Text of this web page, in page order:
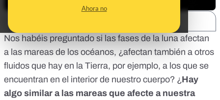
Ahora no
Nos habéis preguntado si las fases de la luna afectan
a las mareas de los océanos, ¿afectan también a otros
fluidos que hay en la Tierra, por ejemplo, a los que se
encuentran en el interior de nuestro cuerpo? ¿Hay
algo similar a las mareas que afecte a nuestra